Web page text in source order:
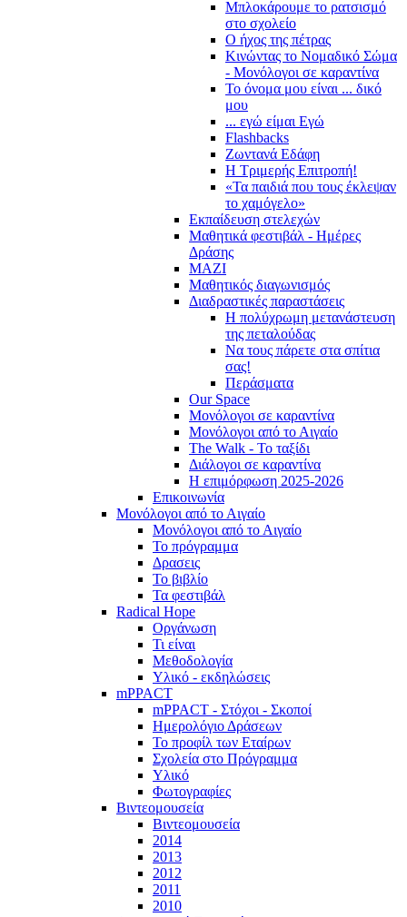
Μπλοκάρουμε το ρατσισμό
στο σχολείο
Ο ήχος της πέτρας
Κινώντας το Νομαδικό Σώμα
- Μονόλογοι σε καραντίνα
Το όνομα μου είναι ... δικό
μου
... εγώ είμαι Εγώ
Flashbacks
Ζωντανά Εδάφη
Η Τριμερής Επιτροπή!
«Τα παιδιά που τους έκλεψαν
το χαμόγελο»
Εκπαίδευση στελεχών
Μαθητικά φεστιβάλ - Ημέρες
Δράσης
ΜΑΖΙ
Μαθητικός διαγωνισμός
Διαδραστικές παραστάσεις
Η πολύχρωμη μετανάστευση
της πεταλούδας
Να τους πάρετε στα σπίτια
σας!
Περάσματα
Our Space
Μονόλογοι σε καραντίνα
Μονόλογοι από το Αιγαίο
The Walk - Το ταξίδι
Διάλογοι σε καραντίνα
Η επιμόρφωση 2025-2026
Επικοινωνία
Μονόλογοι από το Αιγαίο
Μονόλογοι από το Αιγαίο
Το πρόγραμμα
Δρασεις
Το βιβλίο
Τα φεστιβάλ
Radical Hope
Οργάνωση
Τι είναι
Μεθοδολογία
Υλικό - εκδηλώσεις
mPPACT
mPPACT - Στόχοι - Σκοποί
Ημερολόγιο Δράσεων
Το προφίλ των Εταίρων
Σχολεία στο Πρόγραμμα
Υλικό
Φωτογραφίες
Βιντεομουσεία
Βιντεομουσεία
2014
2013
2012
2011
2010